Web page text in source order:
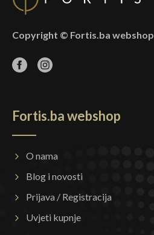
Copyright © Fortis.ba webshop
Fortis.ba webshop
O nama
Blog i novosti
Prijava / Registracija
Uvjeti kupnje